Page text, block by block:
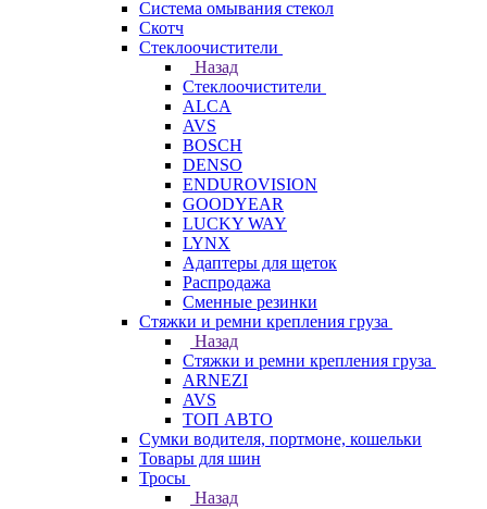
Система омывания стекол
Скотч
Стеклоочистители
Назад
Стеклоочистители
ALCA
AVS
BOSCH
DENSO
ENDUROVISION
GOODYEAR
LUCKY WAY
LYNX
Адаптеры для щеток
Распродажа
Сменные резинки
Стяжки и ремни крепления груза
Назад
Стяжки и ремни крепления груза
ARNEZI
AVS
ТОП АВТО
Сумки водителя, портмоне, кошельки
Товары для шин
Тросы
Назад